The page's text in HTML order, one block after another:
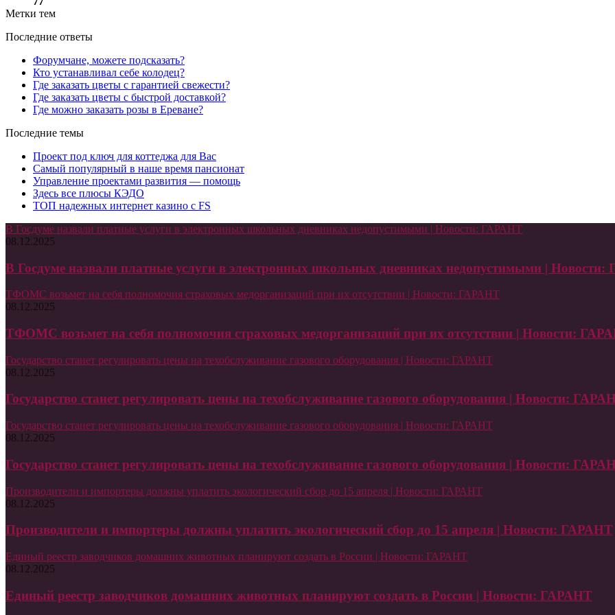
Метки тем
Последние ответы
Форумчане, можете подсказать?
Кто устанавливал себе колодец?
Где заказать цветы с гарантией свежести?
Где заказать цветы с быстрой доставкой?
Где можно заказать розы в Ереване?
Последние темы
Проект под ключ для коттеджа для Вас
Самый популярный в наше время пансионат
Управление проектами развития — помощь
Здесь все плюсы КЭДО
ТОП надежных интернет казино с FS
В Госдуме назвали платные услуги в электронных школьных дневниках недопустимыми | Новости: ГАРАНТ
08.12.2025
В Госдуме назвали платные услуги в электронных школьных дневниках недопустимыми |
ТФОМС возьмет на себя полномочия страховых медорганизаций при их отсутствии | Новости: ГАРАНТ
08.12.2025
ТФОМС возьмет на себя полномочия страховых медорганизаций при их отсутствии | Новости:
Государство станет регулировать цены на техобслуживание газового оборудования | Новости: ГАРАНТ
08.12.2025
Государство станет регулировать цены на техобслуживание газового оборудования | Новости:
Государство станет регулировать цены на техобслуживание газового оборудования | Новости: ГАРАНТ
08.12.2025
Государство станет регулировать цены на техобслуживание газового оборудования | Новости:
Производители и импортеры должны уплатить экологический сбор до 15 апреля | Новости: ГАРАНТ
08.12.2025
Производители и импортеры должны уплатить экологический сбор до 15 апреля | Новости: ГАРАНТ
Единый реестр заводчиков домашних животных планируют создать в России | Новости: ГАРАНТ
08.12.2025
Единый реестр заводчиков домашних животных планируют создать в России | Новости: ГАРАНТ